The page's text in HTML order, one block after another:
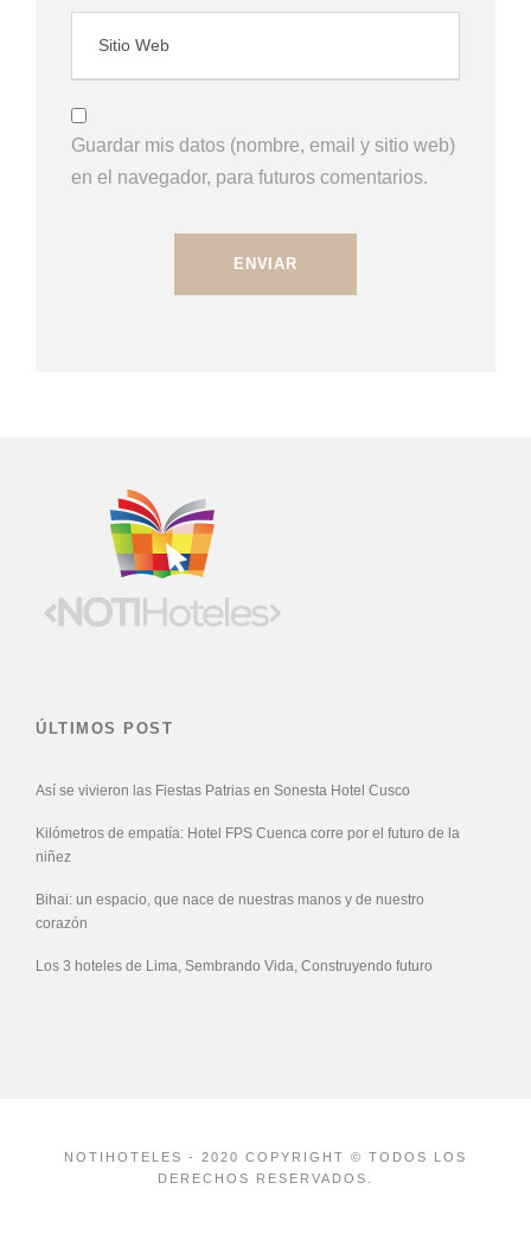
Guardar mis datos (nombre, email y sitio web)
en el navegador, para futuros comentarios.
ÚLTIMOS POST
Así se vivieron las Fiestas Patrias en Sonesta Hotel Cusco
Kilómetros de empatía: Hotel FPS Cuenca corre por el futuro de la
niñez
Bihai: un espacio, que nace de nuestras manos y de nuestro
corazón
Los 3 hoteles de Lima, Sembrando Vida, Construyendo futuro
NOTIHOTELES - 2020 COPYRIGHT © TODOS LOS
DERECHOS RESERVADOS.